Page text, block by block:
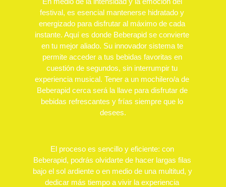
festival, es esencial mantenerse hidratado y
energizado para disfrutar al máximo de cada
instante. Aquí es donde Beberapid se convierte
en tu mejor aliado. Su innovador sistema te
permite acceder a tus bebidas favoritas en
cuestión de segundos, sin interrumpir tu
experiencia musical. Tener a un mochilero/a de
Beberapid cerca será la llave para disfrutar de
bebidas refrescantes y frías siempre que lo
desees.
El proceso es sencillo y eficiente: con
Beberapid, podrás olvidarte de hacer largas filas
bajo el sol ardiente o en medio de una multitud, y
dedicar más tiempo a vivir la experiencia